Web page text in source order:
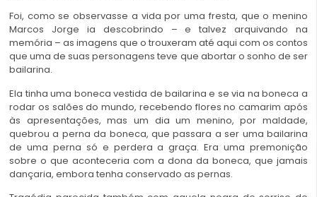
Foi, como se observasse a vida por uma fresta, que o menino
Marcos Jorge ia descobrindo – e talvez arquivando na
memória – as imagens que o trouxeram até aqui com os contos
que uma de suas personagens teve que abortar o sonho de ser
bailarina.
Ela tinha uma boneca vestida de bailarina e se via na boneca a
rodar os salões do mundo, recebendo flores no camarim após
às apresentações, mas um dia um menino, por maldade,
quebrou a perna da boneca, que passara a ser uma bailarina
de uma perna só e perdera a graça. Era uma premonição
sobre o que aconteceria com a dona da boneca, que jamais
dançaria, embora tenha conservado as pernas.